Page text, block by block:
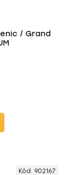
/ Grand
Kód: 902167